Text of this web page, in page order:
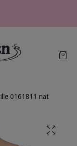
0161811 nat